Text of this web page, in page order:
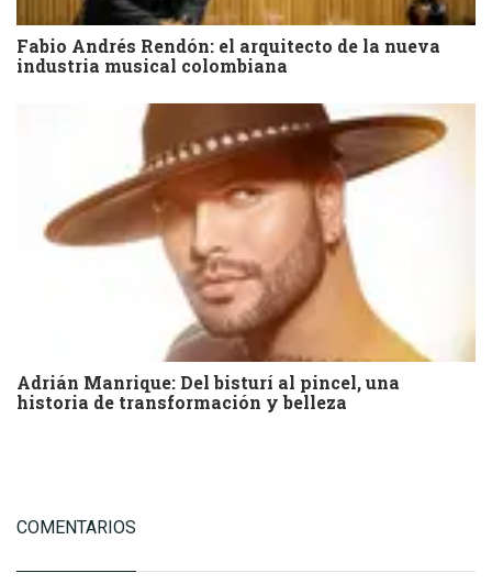
Fabio Andrés Rendón: el arquitecto de la nueva
industria musical colombiana
Adrián Manrique: Del bisturí al pincel, una
historia de transformación y belleza
COMENTARIOS